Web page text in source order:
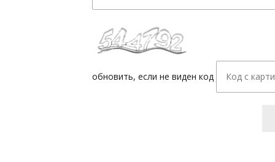
обновить, если не виден код